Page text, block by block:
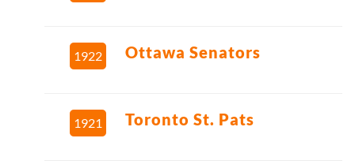
1922 Ottawa Senators
1921 Toronto St. Pats